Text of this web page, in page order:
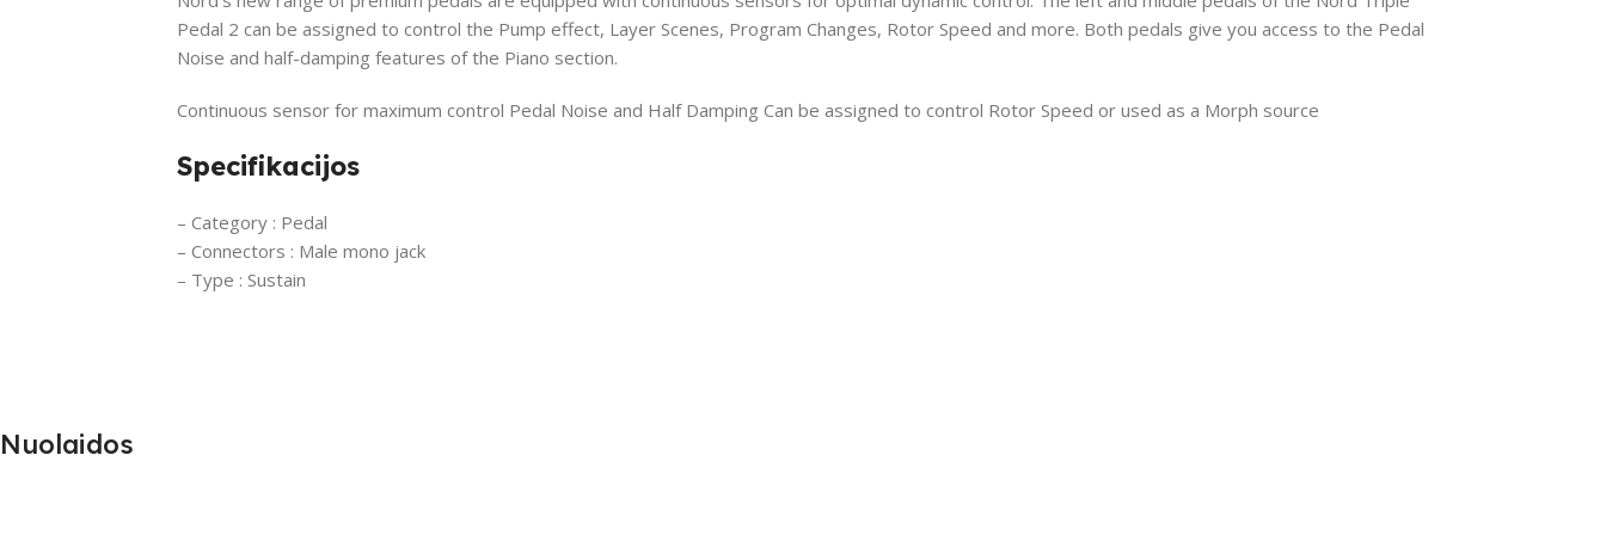
Pedal 2 can be assigned to control the Pump effect, Layer Scenes, Program Changes, Rotor Speed and more. Both pedals give you access to the Pedal
Noise and half-damping features of the Piano section.
Continuous sensor for maximum control Pedal Noise and Half Damping Can be assigned to control Rotor Speed or used as a Morph source
Specifikacijos
– Category : Pedal
– Connectors : Male mono jack
– Type : Sustain
Nuolaidos